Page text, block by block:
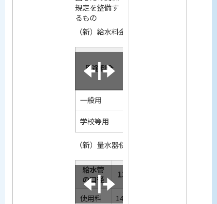
規定を整備す
るもの
（新）給水料金（2か月） ＊平成20年11
用途料金
一般用
学校等用
（新）量水器使用料（2か月） ＊平成20
給水管
の口径
13ミリ
使用料 147円